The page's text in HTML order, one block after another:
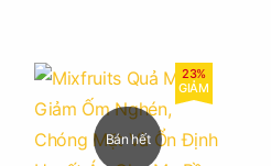
Bán hết
23%
GIẢM